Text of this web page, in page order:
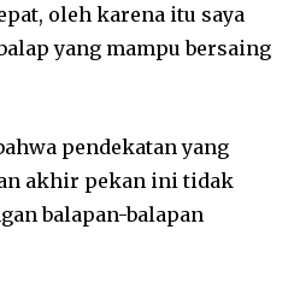
oleh karena itu saya
yang mampu bersaing
pendekatan yang
akhir pekan ini tidak
balapan-balapan